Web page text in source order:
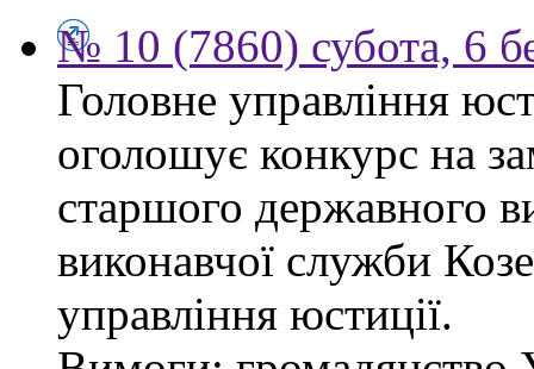
№ 10 (7860) субота, 6
Головне управління
оголошує конкурс на
старшого державного
виконавчої служби
управління юстиції.